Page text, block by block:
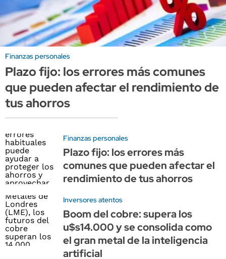
Finanzas personales
Plazo fijo: los errores más comunes
que pueden afectar el rendimiento de
tus ahorros
Finanzas personales
Plazo fijo: los errores más
comunes que pueden afectar el
rendimiento de tus ahorros
Inversores atentos
Boom del cobre: supera los
u$s14.000 y se consolida como
el gran metal de la inteligencia
artificial